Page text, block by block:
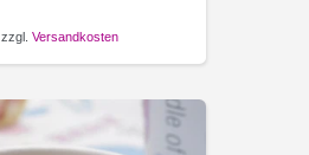
zzgl.Versandkosten